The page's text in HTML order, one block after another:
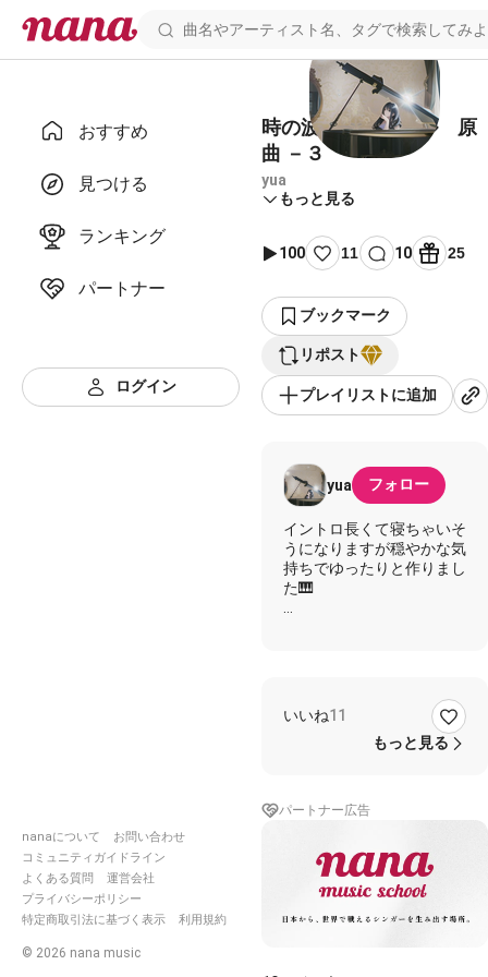
おすすめ
見つける
ランキング
パートナー
ログイン
nanaについて
お問い合わせ
コミュニティガイドライン
よくある質問
運営会社
プライバシーポリシー
特定商取引法に基づく表示
利用規約
© 2026 nana music
時の波 オリジナル 原
曲 －３
yua
もっと見る
100 11 10 25
ブックマーク
リポスト
プレイリストに追加
yua フォロー
イントロ長くて寝ちゃいそ
うになりますが穏やかな気
持ちでゆったりと作りまし
た🎹
原曲キーは▶️
https://nana-
music.com/sounds/
詞・曲・演奏...yua
どれだけ月日が流れても
何度も季節がめぐっても
いいね11
もっと見る
パートナー広告